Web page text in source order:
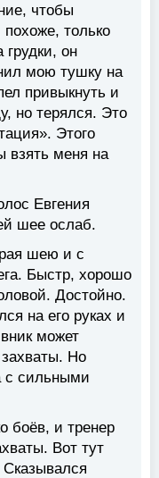
чтобы
только
он
мою тушку на
привыкнуть и
но терялся. Это
Этого
взять меня на
Евгения
шее ослаб.
шею и с
Быстр, хорошо
Достойно.
на его руках и
может
Но
с сильными
боёв, и тренер
Вот тут